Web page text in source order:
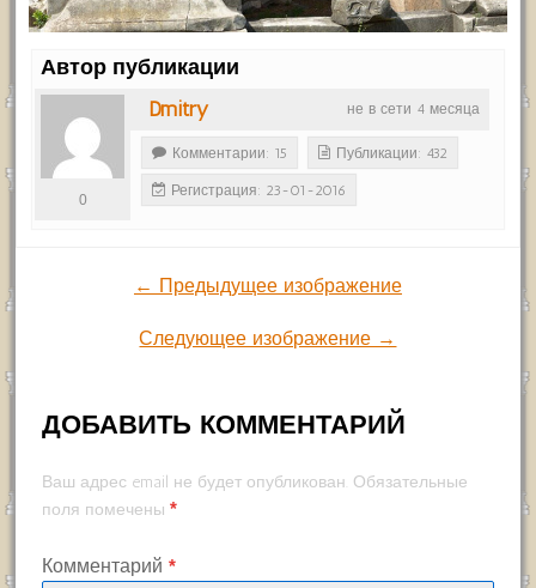
Автор публикации
не в сети 4 месяца
Dmitry
0
Комментарии: 15 Публикации: 432
Регистрация: 23-01-2016
← Предыдущее изображение
Следующее изображение →
ДОБАВИТЬ КОММЕНТАРИЙ
Ваш адрес email не будет опубликован. Обязательные
поля помечены *
Комментарий *